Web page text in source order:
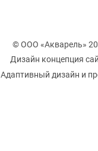
© ООО «Акварель»
Дизайн концепция
Адаптивный дизайн и